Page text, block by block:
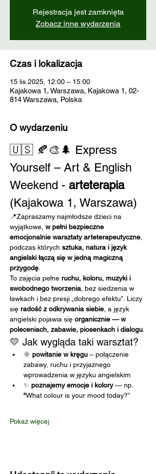
Rejestracja jest zamknięta
Zobacz inne wydarzenia
Czas i lokalizacja
15 lis 2025, 12:00 – 15:00
Kajakowa 1, Warszawa, Kajakowa 1, 02-
814 Warszawa, Polska
O wydarzeniu
🇺🇸 🍂🎨🌲 Express
Yourself – Art & English
Weekend - arteterapia
(Kajakowa 1, Warszawa)
📍Zapraszamy najmłodsze dzieci na
wyjątkowe, w pełni bezpieczne
emocjonalnie warsztaty arteterapeutyczne
podczas których sztuka, natura i język
angielski łączą się w jedną magiczną
przygodę
To zajęcia pełne ruchu, koloru, muzyki i
swobodnego tworzenia , bez siedzenia w
ławkach i bez presji „dobrego efektu”. Liczy
się radość z odkrywania siebie , a język
angielski pojawia się organicznie — w
poleceniach, zabawie, piosenkach i dialogu
💛 Jak wygląda taki warsztat?
🌞 powitanie w kręgu – połączenie
zabawy, ruchu i przyjaznego
wprowadzenia w języku angielskim
✨ poznajemy emocje i kolory — np.
“What colour is your mood today?”
Pokaż więcej